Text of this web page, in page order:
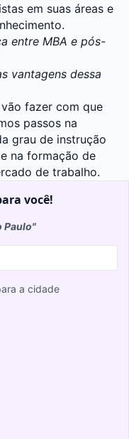
em suas áreas e
entre MBA e pós-
vantagens dessa
fazer com que
passos na
grau de instrução
na formação de
de trabalho.
você!
Paulo"
a cidade